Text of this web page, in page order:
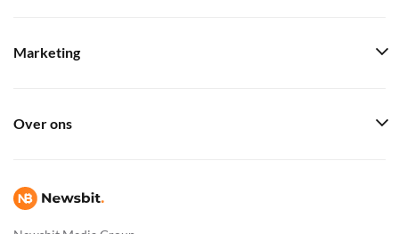
Marketing
Over ons